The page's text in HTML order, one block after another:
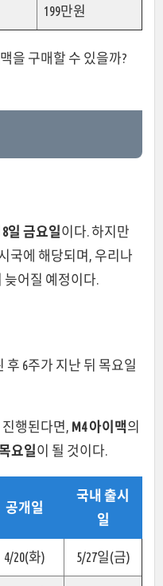
199만원
을 구매할 수 있을까?
8일 금요일이다. 하지만
국에 해당되며, 우리나
늦어질 예정이다.
후 6주가 지난 뒤 목요일
행된다면, M4 아이맥의
요일이 될 것이다.
공개일
국내 출시
일
4/20(화) 5/27일(금)